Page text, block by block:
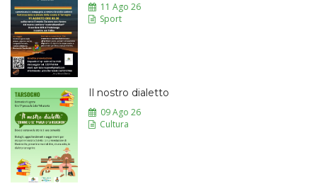
11 Ago 26
Sport
Il nostro dialetto
09 Ago 26
Cultura